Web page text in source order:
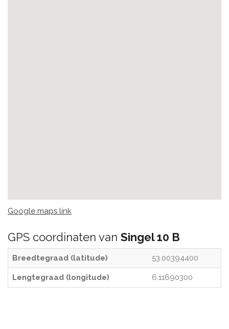
Google maps link
GPS coordinaten van Singel 10 B
Breedtegraad (latitude) 53.00394400
Lengtegraad (longitude) 6.11690300